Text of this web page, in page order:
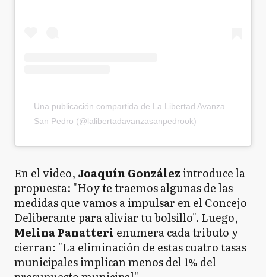
Una publicación compartida de La Libertad Avanza
San Pedro (@lalibertadavanzasanpedrook)
En el video, Joaquín González introduce la
propuesta: "Hoy te traemos algunas de las
medidas que vamos a impulsar en el Concejo
Deliberante para aliviar tu bolsillo". Luego,
Melina Panatteri enumera cada tributo y
cierran: "La eliminación de estas cuatro tasas
municipales implican menos del 1% del